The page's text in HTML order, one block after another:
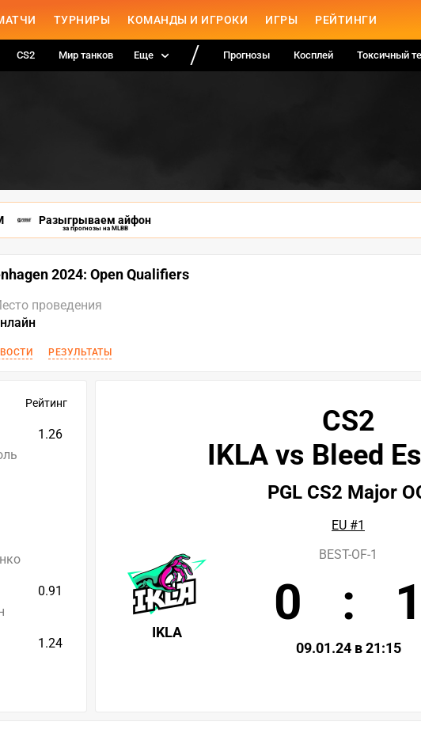
ТУРНИРЫ КОМАНДЫ И ИГРОКИ ИГРЫ РЕЙТИНГИ
CS2 Мир танков Еще Прогнозы Косплей Токсичный
Разыгрываем айфон
за прогнозы на MLBB
2024: Open Qualifiers
проведения
РЕЗУЛЬТАТЫ
Рейтинг
1.26
0.91
1.24
CS2
IKLA vs Bleed
PGL CS2 Major
EU #1
IKLA
BEST-OF-1
0 : 1
09.01.24 в 21:15